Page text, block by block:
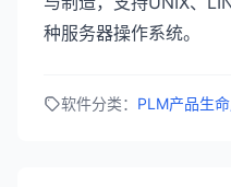
种服务器操作系统。
软件分类： PLM产品生